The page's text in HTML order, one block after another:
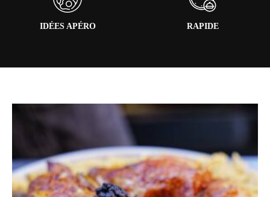
IDÉES APÉRO RAPIDE